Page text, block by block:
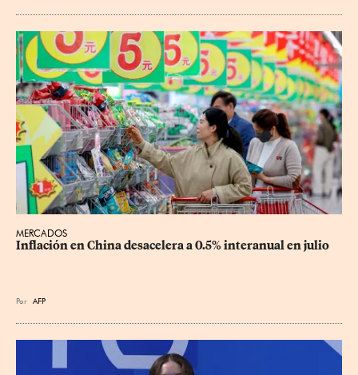
MERCADOS
Inflación en China desacelera a 0.5% interanual en julio
Por AFP